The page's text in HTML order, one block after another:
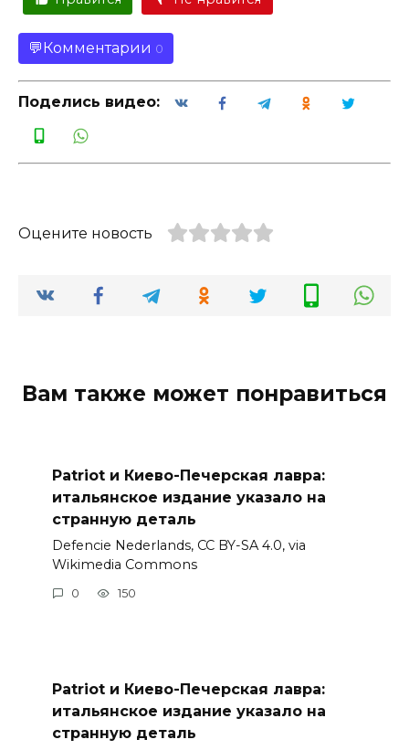
Комментарии 0
Поделись видео:
Оцените новость
Вам также может понравиться
Patriot и Киево-Печерская лавра:
итальянское издание указало на
странную деталь
Defencie Nederlands, CC BY-SA 4.0, via
Wikimedia Commons
0 150
Patriot и Киево-Печерская лавра:
итальянское издание указало на
странную деталь